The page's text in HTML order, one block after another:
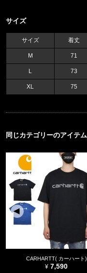
サイズ
サイズ 着丈
M 71
L 73
XL 75
同じカテゴリーのアイテム
CARHARTT( カーハート)
7,590